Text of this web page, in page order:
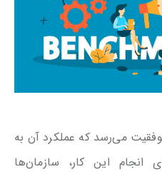
می‌رسد که عملکرد آن به
انجام این کار، سازمان‌ها